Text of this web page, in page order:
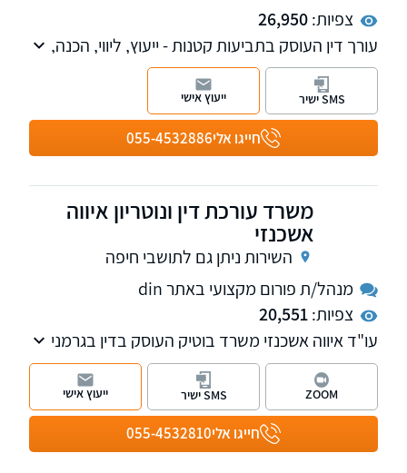
צפיות:26,950
עורך דין העוסק בתביעות קטנות - ייעוץ, ליווי, הכנה,
עריכת תביעות קטנות וטיפול במגוון עניינים
משפטיים "קטנים"
חייגו אלי055-4532886
SMS ישיר ייעוץ אישי
משרד עורכת דין ונוטריון איווה
אשכנזי
השירות ניתן גם לתושבי חיפה
מנהל/ת פורום מקצועי באתר din
צפיות:20,551
עו"ד איווה אשכנזי משרד בוטיק העוסק בדין בגרמני
והאוסטרי, בנדל"ן וייפוי כוח מתמשך. המשרד ייחודי
ונותן מענה במגוון רחב של שפות
חייגו אלי055-4532810
ZOOM SMS ישיר ייעוץ אישי